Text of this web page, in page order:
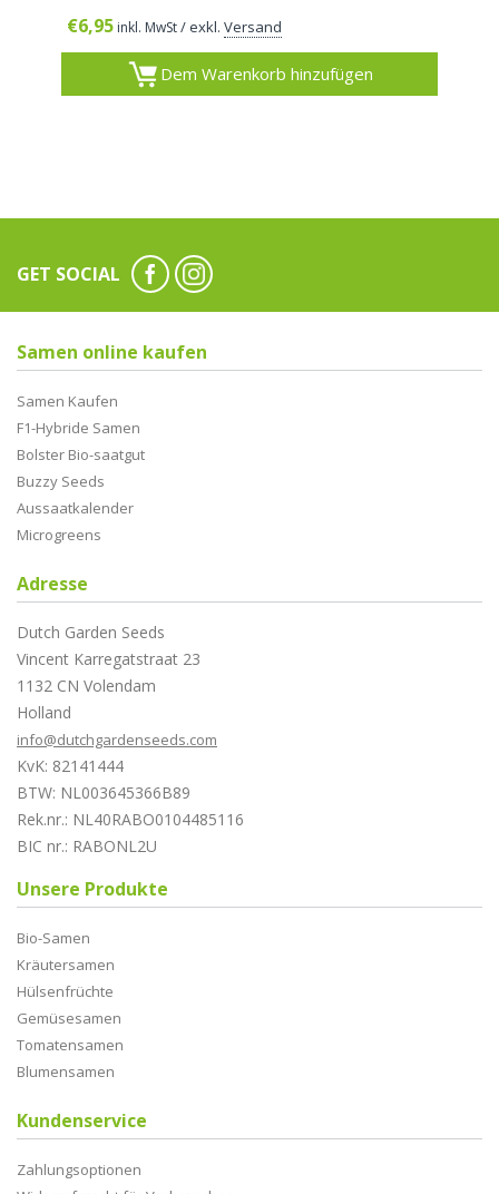
€6,95 inkl. MwSt/ exkl. Versand
Dem Warenkorb hinzufügen
GET SOCIAL
Samen online kaufen
Samen Kaufen
F1-Hybride Samen
Bolster Bio-saatgut
Buzzy Seeds
Aussaatkalender
Microgreens
Adresse
Dutch Garden Seeds
Vincent Karregatstraat 23
1132 CN Volendam
Holland
info@dutchgardenseeds.com
KvK: 82141444
BTW: NL003645366B89
Rek.nr.: NL40RABO0104485116
BIC nr.: RABONL2U
Unsere Produkte
Bio-Samen
Kräutersamen
Hülsenfrüchte
Gemüsesamen
Tomatensamen
Blumensamen
Kundenservice
Zahlungsoptionen